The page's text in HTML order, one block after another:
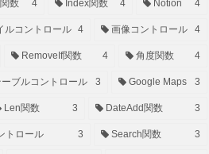
数 4 Index関数 4 Notion 4
ルコントロール 4 画像コントロール 4
RemoveIf関数 4 角度関数 4
ブルコントロール 3 Google Maps 3
Len関数 3 DateAdd関数 3
トロール 3 Search関数 3